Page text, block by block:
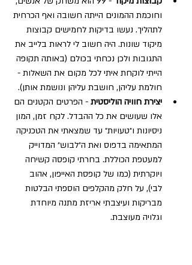
וחוכמת ההמונים הייתה חשובה ואף הכרחית
לתהליך. נעשו בדיקות לחמישים קבוצות
מיקוד שונות. היה חשוב לי לראות בלייב את
התגובות ולכן נכחתי בכולם (באותה תקופה
הייתי לוקחת איתי לכל מקום את השאלות -
חולמת עליהן, חושבת עליהן ונושמת אותן).
יצירת חוויה הוליסטית - הפרטים הקטנים הם
אלו שעושים את כל ההבדל. לקח זמן, המון
ניסיונות ו״טעויות״ עד שמצאתי את הטכניקה
המתאימה בדפוס ואת ה״לבוש״ המדוייק
למעטפת הכוללת. בחרתי קופסה קשיחה
ויוקרתית (כמו של קופסת האייפון, אהוב
לבי), על חלק מהקלפים הוספתי הבלטות
מבריקות ועיצבתי אריזת מתנה מיוחדת
וגלויה מעוצבת.